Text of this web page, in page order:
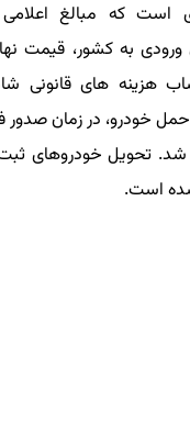
است که مبالغ
به کشور، قیمت
هزینه های قانونی
خودرو، در زمان صدور
تحویل خودروهای